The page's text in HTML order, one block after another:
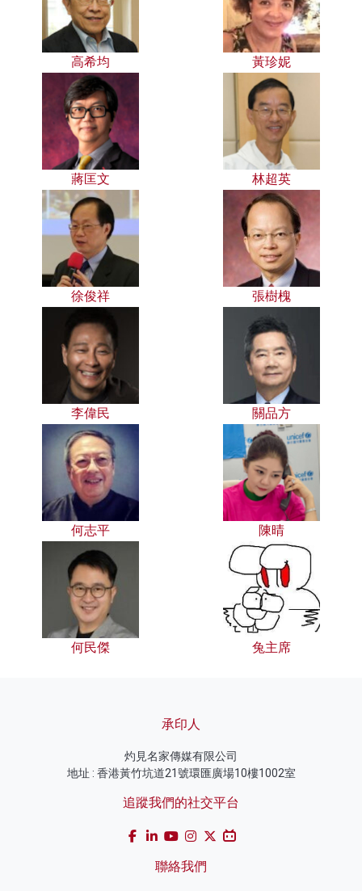
高希均 黃珍妮
蔣匡文 林超英
徐俊祥 張樹槐
李偉民 關品方
何志平 陳晴
何民傑 兔主席
承印人
灼見名家傳媒有限公司
地址 : 香港黃竹坑道21號環匯廣場10樓1002室
追蹤我們的社交平台
聯絡我們